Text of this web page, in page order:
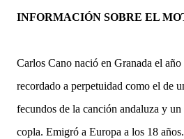
INFORMACIÓN SOBRE EL
Carlos Cano nació en Granada el
recordado a perpetuidad como el de
fecundos de la canción andaluza y
copla. Emigró a Europa a los 18